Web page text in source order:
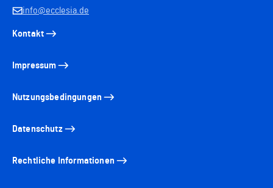
info@ecclesia.de
Kontakt
Impressum
Nutzungsbedingungen
Datenschutz
Rechtliche Informationen